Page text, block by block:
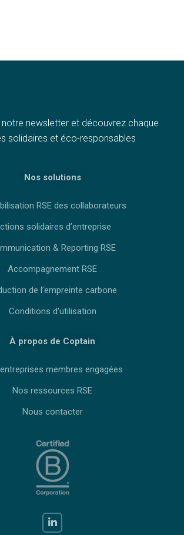
newsletter et découvrez chaque
solidaires et éco-responsables
Nos solutions
RSE des collaborateurs
solidaires d’entreprise
& Reporting RSE
Accompagnement RSE
de l’empreinte carbone
Conditions d’utilisation
À propos de Coptain
membres engagées
Nos ressources RSE
Nous contacter